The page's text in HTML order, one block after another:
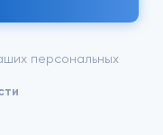
персональных